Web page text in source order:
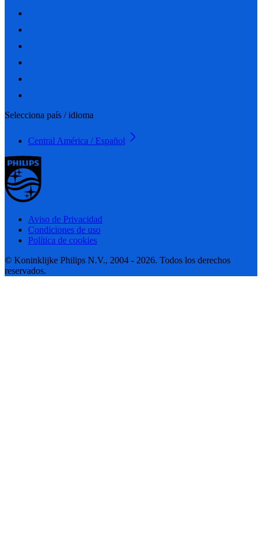
Selecciona país / idioma
Central América / Español
Aviso de Privacidad
Condiciones de uso
Política de cookies
© Koninklijke Philips N.V., 2004 - 2026. Todos los derechos
reservados.